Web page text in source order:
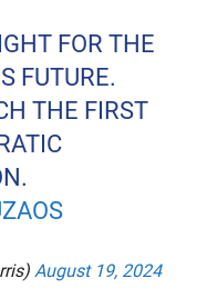
FOR THE
FUTURE.
THE FIRST
August 19, 2024